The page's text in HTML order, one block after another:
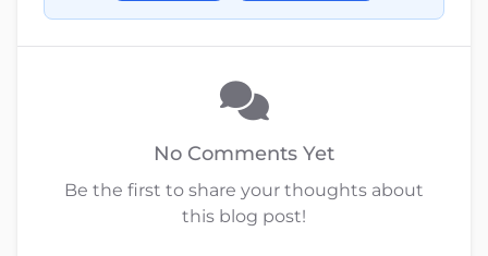
No Comments Yet
Be the first to share your thoughts about
this blog post!